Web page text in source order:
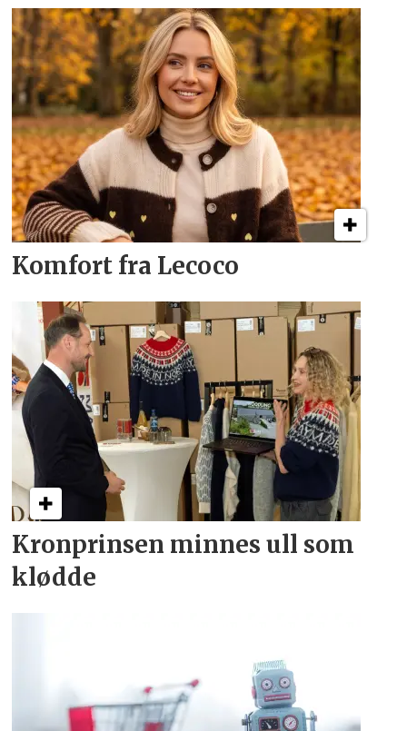
Komfort fra Lecoco
Kronprinsen minnes ull som
klødde